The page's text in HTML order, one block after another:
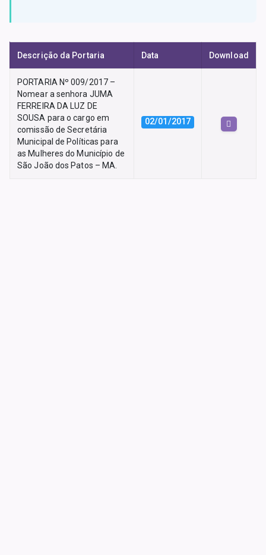
Descrição da Portaria Data Download
PORTARIA Nº 009/2017 –
Nomear a senhora JUMA
FERREIRA DA LUZ DE
SOUSA para o cargo em
comissão de Secretária
Municipal de Políticas para
as Mulheres do Município de
São João dos Patos – MA.
02/01/2017